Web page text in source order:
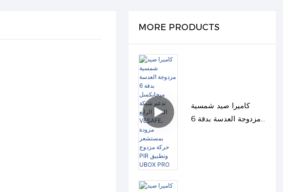
MORE PRODUCTS
كاميرا صيد شمسية
مزدوجة العدسة بدقة 6